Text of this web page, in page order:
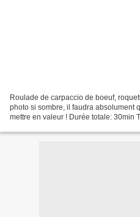
Roulade de carpaccio de boeuf,
photo si sombre, il faudra absolument
mettre en valeur ! Durée totale: 30min